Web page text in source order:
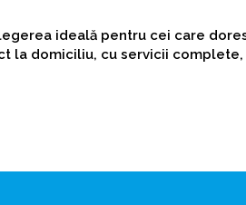
ideală pentru cei care
la domiciliu, cu servicii complete,